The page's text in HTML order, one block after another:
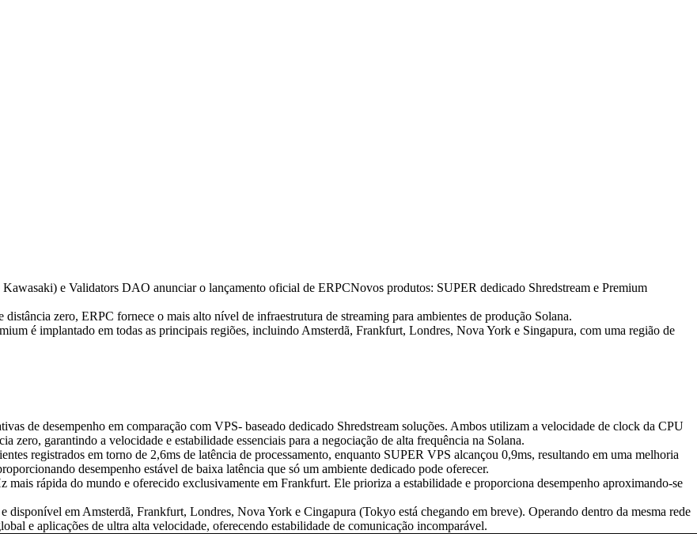
e Validators DAO anunciar o lançamento oficial de ERPCNovos produtos: SUPER dedicado Shredstream e Premium
zero, ERPC fornece o mais alto nível de infraestrutura de streaming para ambientes de produção Solana.
é implantado em todas as principais regiões, incluindo Amsterdã, Frankfurt, Londres, Nova York e Singapura, com uma região de
de desempenho em comparação com VPS- baseado dedicado Shredstream soluções. Ambos utilizam a velocidade de clock da CPU
zero, garantindo a velocidade e estabilidade essenciais para a negociação de alta frequência na Solana.
registrados em torno de 2,6ms de latência de processamento, enquanto SUPER VPS alcançou 0,9ms, resultando em uma melhoria
desempenho estável de baixa latência que só um ambiente dedicado pode oferecer.
rápida do mundo e oferecido exclusivamente em Frankfurt. Ele prioriza a estabilidade e proporciona desempenho aproximando-se
em Amsterdã, Frankfurt, Londres, Nova York e Cingapura (Tokyo está chegando em breve). Operando dentro da mesma rede
e aplicações de ultra alta velocidade, oferecendo estabilidade de comunicação incomparável.